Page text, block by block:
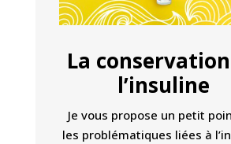
La
l’insuline
Je vous propose un petit
les problématiques liées à